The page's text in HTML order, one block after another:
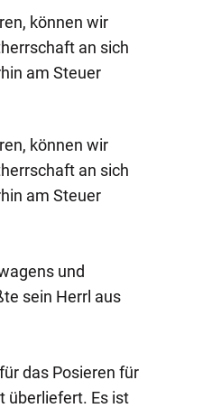
können wir
an sich
am Steuer
können wir
an sich
am Steuer
und
sein Herrl aus
das Posieren für
überliefert. Es ist